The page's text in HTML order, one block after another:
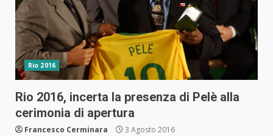
Rio 2016
Rio 2016, incerta la presenza di Pelè alla
cerimonia di apertura
Francesco Cerminara 3 Agosto 2016